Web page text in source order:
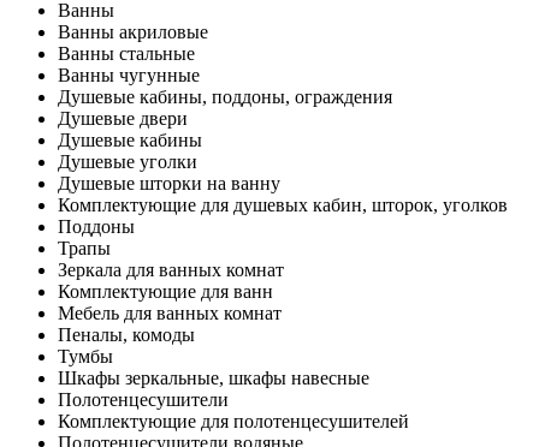
Ванны
Ванны акриловые
Ванны стальные
Ванны чугунные
Душевые кабины, поддоны, ограждения
Душевые двери
Душевые кабины
Душевые уголки
Душевые шторки на ванну
Комплектующие для душевых кабин, шторок, уголков
Поддоны
Трапы
Зеркала для ванных комнат
Комплектующие для ванн
Мебель для ванных комнат
Пеналы, комоды
Тумбы
Шкафы зеркальные, шкафы навесные
Полотенцесушители
Комплектующие для полотенцесушителей
Полотенцесушители водяные